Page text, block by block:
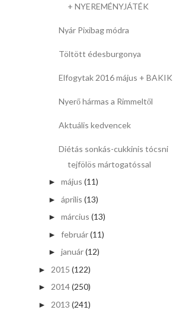
+ NYEREMÉNYJÁTÉK
Nyár Pixibag módra
Töltött édesburgonya
Elfogytak 2016 május + BAKIK
Nyerő hármas a Rimmeltől
Aktuális kedvencek
Diétás sonkás-cukkinis tócsni
tejfölös mártogatóssal
► május (11)
► április (13)
► március (13)
► február(11)
► január(12)
► 2015 (122)
► 2014(250)
► 2013 (241)